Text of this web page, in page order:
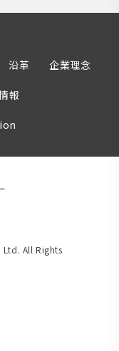
沿革 企業理念
報
Ltd. All Rights